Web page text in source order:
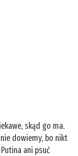
skąd go ma.
dowiemy, bo nikt
ani psuć